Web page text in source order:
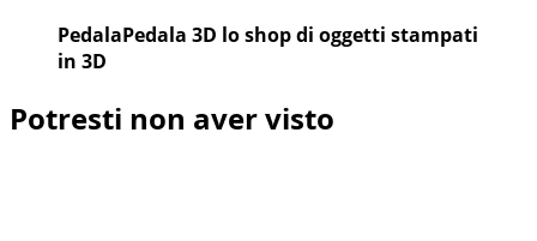
PedalaPedala 3D lo shop di oggetti stampati
in 3D
Potresti non aver visto